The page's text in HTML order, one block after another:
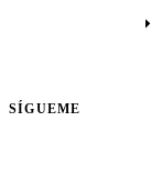
SÍGUEME